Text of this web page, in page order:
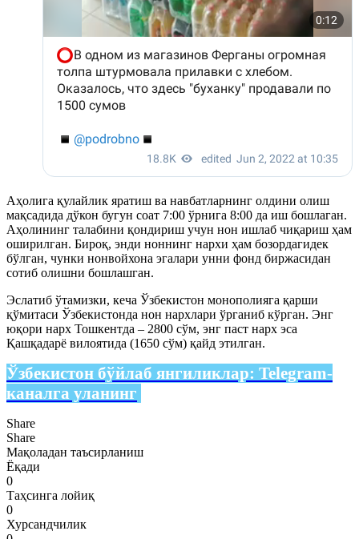
Аҳолига қулайлик яратиш ва навбатларнинг олдини олиш
мақсадида дўкон бугун соат 7:00 ўрнига 8:00 да иш бошлаган.
Аҳолининг талабини қондириш учун нон ишлаб чиқариш ҳам
оширилган. Бироқ, энди ноннинг нархи ҳам бозордагидек
бўлган, чунки нонвойхона эгалари унни фонд биржасидан
сотиб олишни бошлашган.
Эслатиб ўтамизки, кеча Ўзбекистон монополияга қарши
қўмитаси Ўзбекистонда нон нархлари ўрганиб кўрган. Энг
юқори нарх Тошкентда – 2800 сўм, энг паст нарх эса
Қашқадарё вилоятида (1650 сўм) қайд этилган.
Ўзбекистон бўйлаб янгиликлар: Telegram-
каналга уланинг
Share
Share
Мақоладан таъсирланиш
Ёқади
0
Таҳсинга лойиқ
0
Хурсандчилик